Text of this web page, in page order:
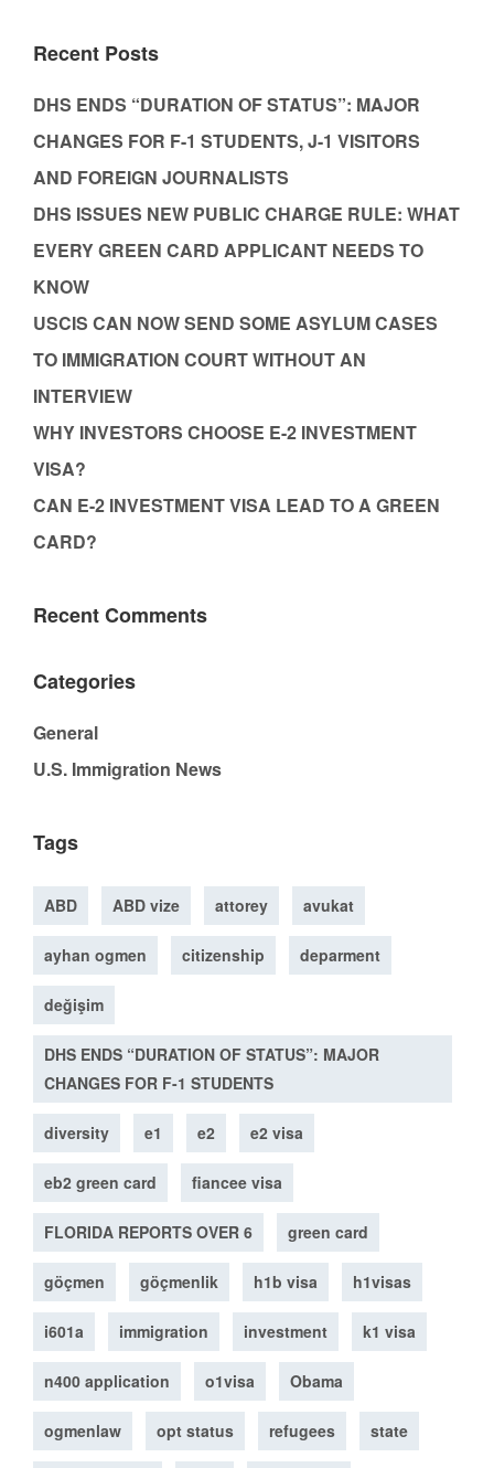
Recent Posts
DHS ENDS “DURATION OF STATUS”: MAJOR
CHANGES FOR F-1 STUDENTS, J-1 VISITORS
AND FOREIGN JOURNALISTS
DHS ISSUES NEW PUBLIC CHARGE RULE: WHAT
EVERY GREEN CARD APPLICANT NEEDS TO
KNOW
USCIS CAN NOW SEND SOME ASYLUM CASES
TO IMMIGRATION COURT WITHOUT AN
INTERVIEW
WHY INVESTORS CHOOSE E-2 INVESTMENT
VISA?
CAN E-2 INVESTMENT VISA LEAD TO A GREEN
CARD?
Recent Comments
Categories
General
U.S. Immigration News
Tags
ABD ABD vize attorey avukat
ayhan ogmen citizenship deparment
değişim
DHS ENDS “DURATION OF STATUS”: MAJOR
CHANGES FOR F-1 STUDENTS
diversity e1 e2 e2 visa
eb2 green card fiancee visa
FLORIDA REPORTS OVER 6 green card
göçmen göçmenlik h1b visa h1visas
i601a immigration investment k1 visa
n400 application o1visa Obama
ogmenlaw opt status refugees state